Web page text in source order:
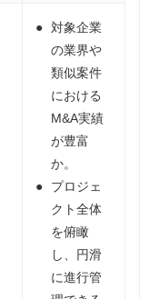
対象企業
の業界や
類似案件
における
M&A実績
が豊富
か。
プロジェ
クト全体
を俯瞰
し、円滑
に進行管